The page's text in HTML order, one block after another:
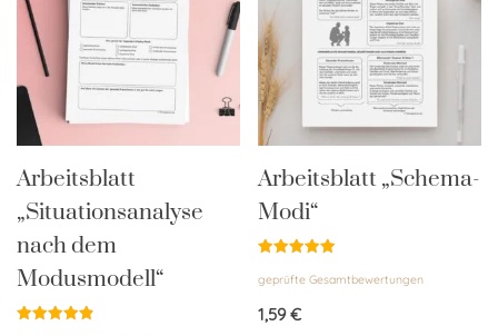
Arbeitsblatt
„Situationsanalyse
nach dem
Modusmodell“
Arbeitsblatt „Schema-
Modi“
mit
von 5
geprüfte Gesamtbewertungen
1,59€